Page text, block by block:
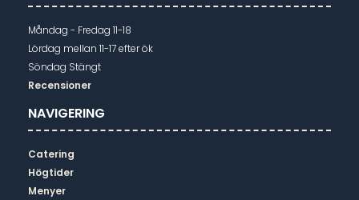
Måndag - Fredag 11-18
Lördag mellan 11-17 efter ök
Söndag Stängt
Recensioner
NAVIGERING
Catering
Högtider
Menyer